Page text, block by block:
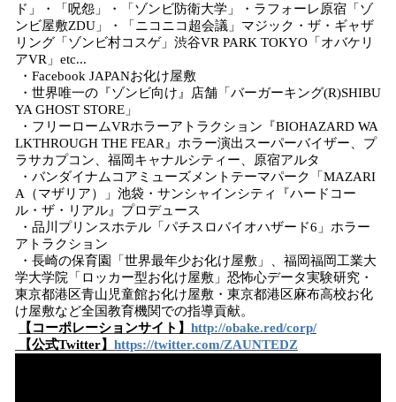
ド」・「呪怨」・「ゾンビ防衛大学」・ラフォーレ原宿「ゾ
ンビ屋敷ZDU」・「ニコニコ超会議」マジック・ザ・ギャザ
リング「ゾンビ村コスゲ」渋谷VR PARK TOKYO「オバケリ
アVR」etc...
・Facebook JAPANお化け屋敷
・世界唯一の『ゾンビ向け』店舗「バーガーキング(R)SHIBU
YA GHOST STORE」
・フリーロームVRホラーアトラクション『BIOHAZARD WA
LKTHROUGH THE FEAR』ホラー演出スーパーバイザー、プ
ラサカプコン、福岡キャナルシティー、原宿アルタ
・バンダイナムコアミューズメントテーマパーク「MAZARI
A（マザリア）」池袋・サンシャインシティ『ハードコー
ル・ザ・リアル』プロデュース
・品川プリンスホテル「パチスロバイオハザード6」ホラー
アトラクション
・長崎の保育園「世界最年少お化け屋敷」、福岡福岡工業大
学大学院「ロッカー型お化け屋敷」恐怖心データ実験研究・
東京都港区青山児童館お化け屋敷・東京都港区麻布高校お化
け屋敷など全国教育機関での指導貢献。
【コーポレーションサイト】 http://obake.red/corp/
【公式Twitter】 https://twitter.com/ZAUNTEDZ